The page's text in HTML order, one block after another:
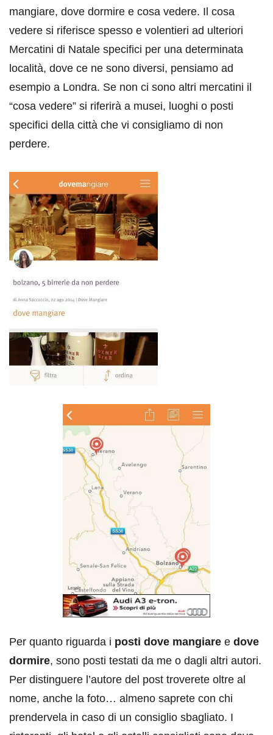
mangiare, dove dormire e cosa vedere. Il cosa
vedere si riferisce spesso e volentieri ad ulteriori
Mercatini di Natale specifici per una determinata
località, dove ce ne sono diversi, pensiamo ad
esempio a Londra. Se non ci sono altri mercatini il
“cosa vedere” si riferirà a musei, luoghi o posti
specifici della città che vi consigliamo di non
perdere.
Per quanto riguarda i posti dove mangiare e dove
dormire, sono posti testati da me o dagli altri autori.
Per distinguere l’autore del post troverete oltre al
nome, anche la foto… almeno saprete con chi
prendervela in caso di un consiglio sbagliato. I